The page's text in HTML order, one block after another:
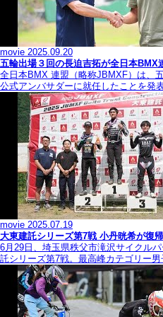
movie 2025.09.20
五輪出場３回の長迫吉拓が全日本BMX
全日本BMX 連盟（略称JBMXF）は、
公式アンバサダーに就任したことを発
movie 2025.07.19
大東建託シリーズ第7戦 ⼩丹晄希が復
6月29日、埼玉県秩父市滝沢サイクル
託シリーズ第7戦。最高峰カテゴリー